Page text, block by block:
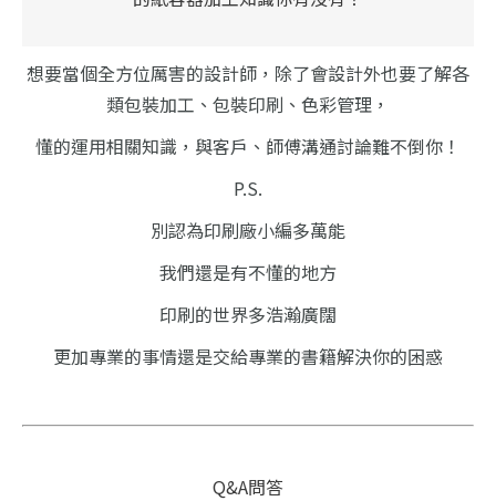
想要當個全方位厲害的設計師，除了會設計外也要了解各
類包裝加工、包裝印刷、色彩管理，
懂的運用相關知識，與客戶、師傅溝通討論難不倒你！
P.S.
別認為印刷廠小編多萬能
我們還是有不懂的地方
印刷的世界多浩瀚廣闊
更加專業的事情還是交給專業的書籍解決你的困惑
Q&A問答